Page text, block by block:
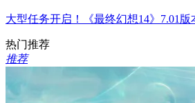
大型任务开启！《最终幻想14》7.01版
热门推荐
推荐